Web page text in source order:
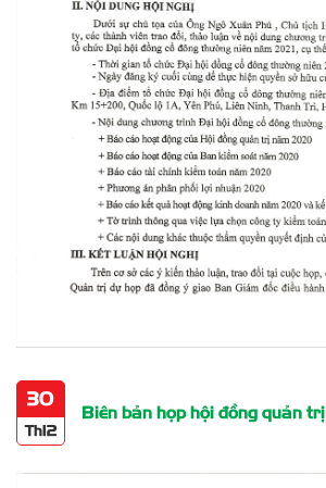
30
Th12
Biên bản họp hội đồng quản trị